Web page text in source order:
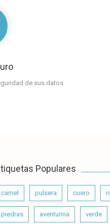
de sus datos
Populares
camel pulsera cuero
piedras aventurina verde